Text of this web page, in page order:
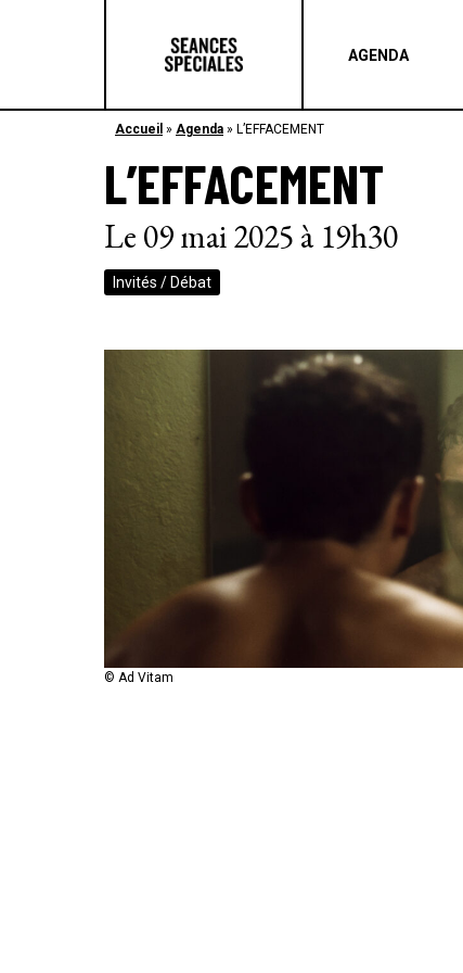
AGENDA
Accueil » Agenda » L’EFFACEMENT
L’EFFACEMENT
Le 09 mai 2025 à 19h30
Invités / Débat
© Ad vitam
© Ad Vitam